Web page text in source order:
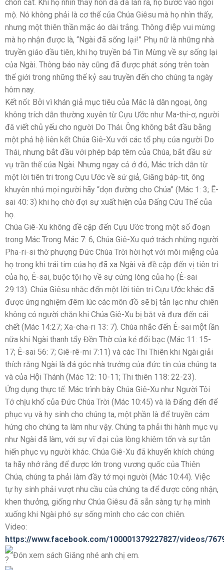
chôn cất. Khi họ nhìn thấy hòn đá đã lăn ra, họ bước vào ngôi
mộ. Nó không phải là cơ thể của Chúa Giêsu mà họ nhìn thấy,
nhưng một thiên thần mặc áo dài trắng. Thông điệp vui mừng
mà họ nhận được là, “Ngài đã sống lại!” Phụ nữ là những nhà
truyền giáo đầu tiên, khi họ truyền bá Tin Mừng về sự sống lại
của Ngài. Thông báo này cũng đã được phát sóng trên toàn
thế giới trong những thế kỷ sau truyền đến cho chúng ta ngày
hôm nay.
Kết nối: Bởi vì khán giả mục tiêu của Mác là dân ngoại, ông
không trích dẫn thường xuyên từ Cựu Ước như Ma-thi-ơ, người
đã viết chủ yếu cho người Do Thái. Ông không bắt đầu bằng
một phả hệ liên kết Chúa Giê-Xu với các tổ phụ của người Do
Thái, nhưng bắt đầu với phép báp têm của Chúa, bắt đầu sứ
vụ trần thế của Ngài. Nhưng ngay cả ở đó, Mác trích dẫn từ
một lời tiên tri trong Cựu Ước về sứ giả, Giăng báp-tit, ông
khuyên nhủ mọi người hãy “dọn đường cho Chúa” (Mác 1: 3; Ê-
sai 40: 3) khi họ chờ đợi sự xuất hiện của Đấng Cứu Thế của
họ.
Chúa Giê-Xu không đề cập đến Cựu Ước trong một số đoạn
trong Mác Trong Mác 7: 6, Chúa Giê-Xu quở trách những người
Pha-ri-si thờ phượng Đức Chúa Trời hời hợt với môi miệng của
họ trong khi trái tim của họ đã xa Ngài và đề cập đến vị tiên tri
của họ, Ê-sai, buộc tội họ về sự cứng lòng của họ (Ê-sai
29:13). Chúa Giêsu nhắc đến một lời tiên tri Cựu Ước khác đã
được ứng nghiệm đêm lúc các môn đồ sẽ bị tản lạc như chiên
không có người chăn khi Chúa Giê-Xu bị bắt và đưa đến cái
chết (Mác 14:27; Xa-cha-ri 13: 7). Chúa nhắc đến Ê-sai một lần
nữa khi Ngài thanh tẩy Đền Thờ của kẻ đổi bạc (Mác 11: 15-
17; Ê-sai 56: 7; Giê-rê-mi 7:11) và các Thi Thiên khi Ngài giải
thích rằng Ngài là đá góc nhà trưởng của đức tin của chúng ta
và của Hội Thánh (Mác 12: 10-11; Thi thiên 118: 22-23).
Ứng dụng thực tế: Mác trình bày Chúa Giê-Xu như Người Tôi
Tớ chịu khổ của Đức Chúa Trời (Mác 10:45) và là Đấng đến để
phục vụ và hy sinh cho chúng ta, một phần là để truyền cảm
hứng cho chúng ta làm như vậy. Chúng ta phải thi hành mục vụ
như Ngài đã làm, với sự vĩ đại của lòng khiêm tốn và sự tận
hiến phục vụ người khác. Chúa Giê-Xu đã khuyến khích chúng
ta hãy nhớ rằng để được lớn trong vương quốc của Thiên
Chúa, chúng ta phải làm đầy tớ mọi người (Mác 10:44). Việc
tự hy sinh phải vượt nhu cầu của chúng ta để được công nhận,
khen thưởng, giống như Chúa Giêsu đã sẵn sàng tự hạ mình
xuống khi Ngài phó sự sống mình cho các con chiên.
Video:
https://www.facebook.com/100001379227827/videos/
Đón xem sách Giăng nhé anh chị em.